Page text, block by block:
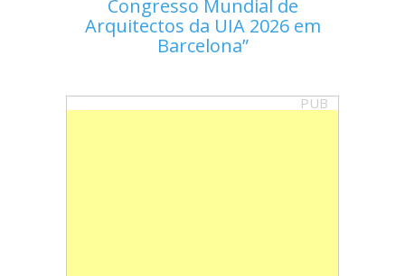
Congresso Mundial de
Arquitectos da UIA 2026 em
Barcelona
PUB